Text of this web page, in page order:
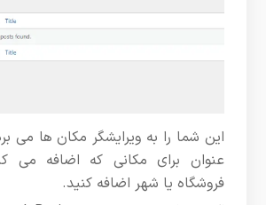
این شما را به ویرایشگر مکان ها می
عنوان برای مکانی که اضافه می
فروشگاه یا شهر اضافه کنید.